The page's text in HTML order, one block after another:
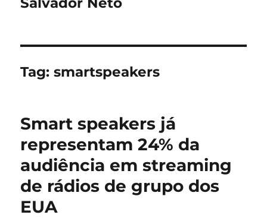
Tag:smartspeakers
Smart speakers já
representam 24% da
audiência em streaming
de rádios de grupo dos
EUA